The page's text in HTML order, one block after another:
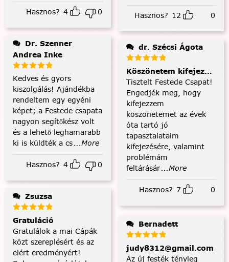
Hasznos? 4 0
Andrea Inke
Kedves és gyors
kiszolgálás! Ajándékba
rendeltem egy egyéni
képet; a Festede csapata
nagyon segítőkész volt
és a lehető leghamarabb
ki is küldték a cs...More
Hasznos? 4 0
Zsuzsa
Gratuláció
Gratulálok a mai Cápák
közt szereplésért és az
elért eredményért!
Hasznos? 12 0
dr. Szécsi Ágota
Köszönetem kifejezése
Tisztelt Festede Csapat!
Engedjék meg, hogy
kifejezzem
köszönetemet az évek
óta tartó jó
tapasztalataim
kifejezésére, valamint
problémám
feltárásár...More
Hasznos? 7 0
Bernadett
judy8312@gmail.com
Az új festék tényleg